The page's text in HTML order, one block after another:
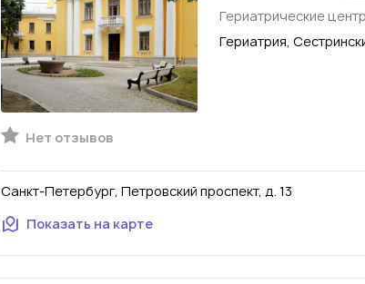
Гериатрические
Гериатрия,
Нет отзывов
Санкт-Петербург, Петровский проспект, д. 13
Показать на карте